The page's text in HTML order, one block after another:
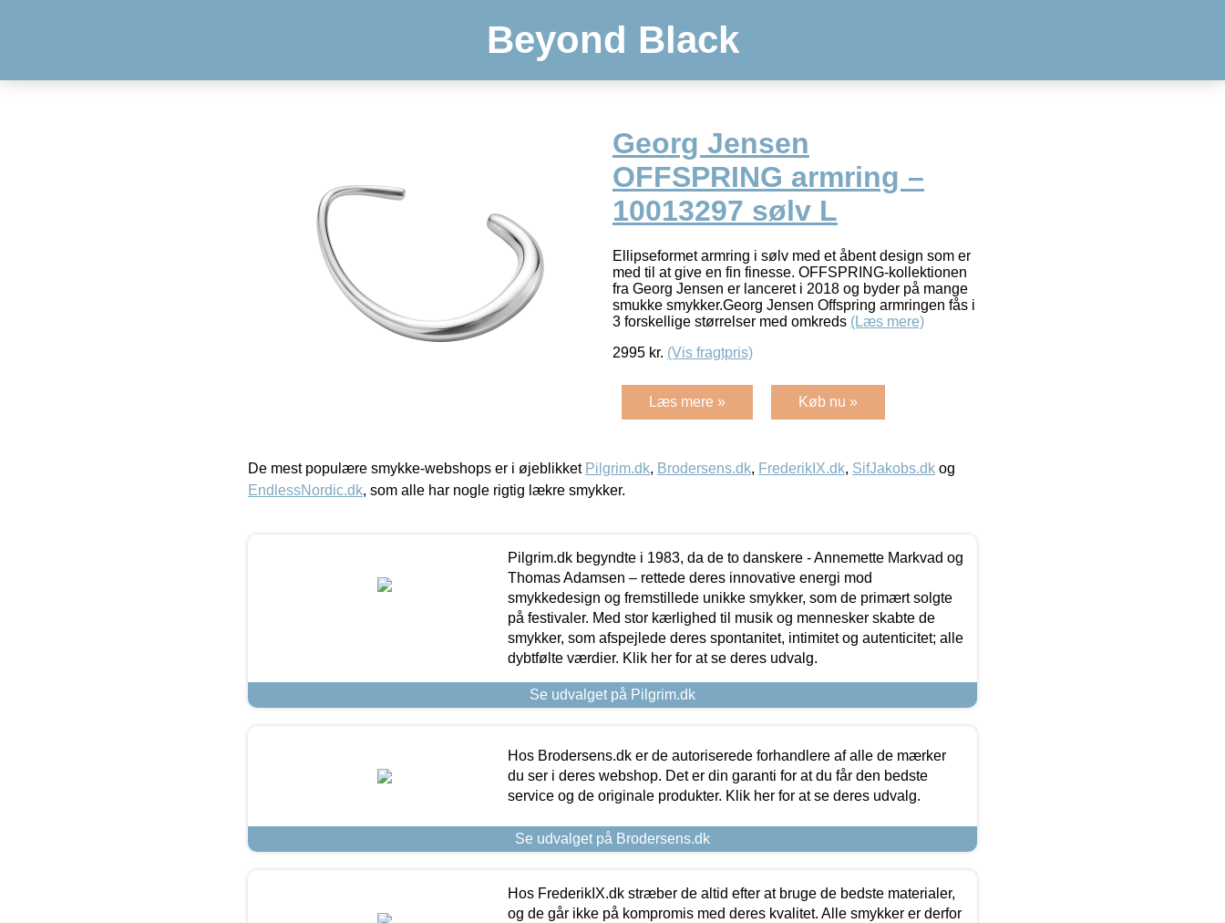
Beyond Black
Georg Jensen
OFFSPRING armring –
10013297 sølv L
Ellipseformet armring i sølv med et åbent design som er
med til at give en fin finesse. OFFSPRING-kollektionen
fra Georg Jensen er lanceret i 2018 og byder på mange
smukke smykker.Georg Jensen Offspring armringen fås i
3 forskellige størrelser med omkreds (Læs mere)
2995 kr. (Vis fragtpris)
Læs mere » Køb nu »
De mest populære smykke-webshops er i øjeblikket Pilgrim.dk, Brodersens.dk, FrederikIX.dk, SifJakobs.dk og
EndlessNordic.dk, som alle har nogle rigtig lækre smykker.
Pilgrim.dk begyndte i 1983, da de to danskere - Annemette Markvad og
Thomas Adamsen – rettede deres innovative energi mod
smykkedesign og fremstillede unikke smykker, som de primært solgte
på festivaler. Med stor kærlighed til musik og mennesker skabte de
smykker, som afspejlede deres spontanitet, intimitet og autenticitet; alle
dybtfølte værdier. Klik her for at se deres udvalg.
Se udvalget på Pilgrim.dk
Hos Brodersens.dk er de autoriserede forhandlere af alle de mærker
du ser i deres webshop. Det er din garanti for at du får den bedste
service og de originale produkter. Klik her for at se deres udvalg.
Se udvalget på Brodersens.dk
Hos FrederikIX.dk stræber de altid efter at bruge de bedste materialer,
og de går ikke på kompromis med deres kvalitet. Alle smykker er derfor